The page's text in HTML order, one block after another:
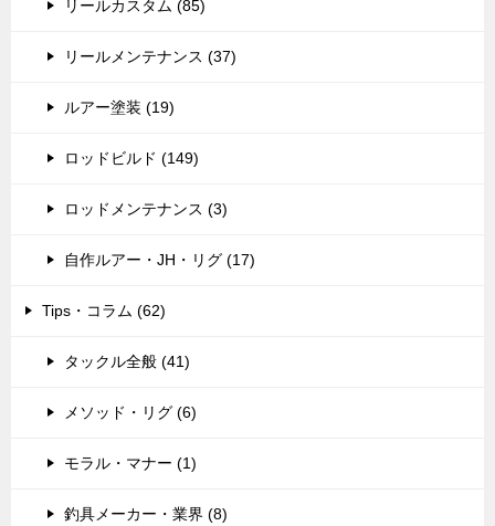
リールカスタム (85)
リールメンテナンス (37)
ルアー塗装 (19)
ロッドビルド (149)
ロッドメンテナンス (3)
自作ルアー・JH・リグ (17)
Tips・コラム (62)
タックル全般 (41)
メソッド・リグ (6)
モラル・マナー (1)
釣具メーカー・業界 (8)